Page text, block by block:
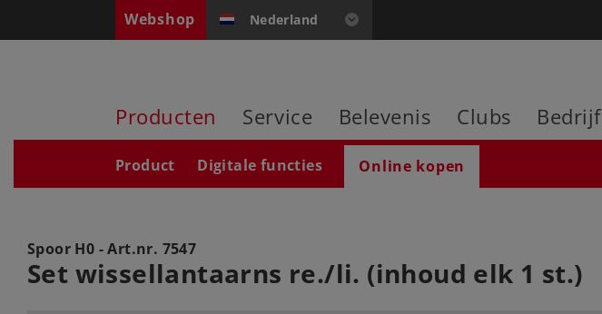
Webshop Nederland
Producten Service Belevenis Clubs Bedrijf
Product Digitale functies Online kopen
Spoor H0 - Art.nr. 7547
Set wissellantaarns re./li. (inhoud elk 1 st.)